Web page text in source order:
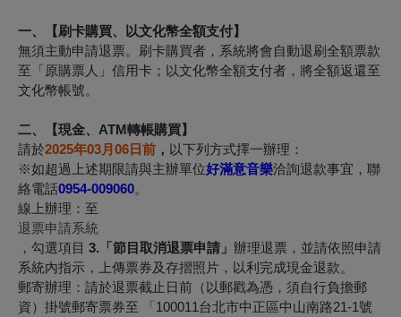
一、【刷卡購買、以文化幣全額支付】
無須主動申請退票。刷卡購買者，系統將會自動退刷全額票款
至「原購票人」信用卡；以文化幣全額支付者，將全額返還至
文化幣帳號。
二、【現金、ATM轉帳購買】
請於2025年03月06日前 ， 以下列方式擇一辦理：
※如超過上述期限請與主辦單位好滿意音樂洽詢退款事宜，聯
絡電話0954-009060。
線上辦理：至
退票申請系統
，勾選項目 3.「節目取消退票申請」 辦理退票，並請依照申請
系統內指示，上傳票券及存摺照片，以利完成現金退款。
郵寄辦理：請於退票截止日前（以郵戳為憑，須自行負擔郵
資）掛號郵寄票券至 「100011台北市中正區中山南路21-1號